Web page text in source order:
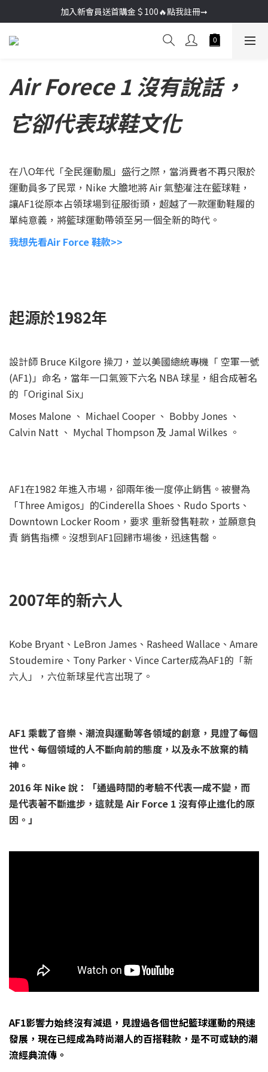
加入新會員送首購金＄100🔥點我註冊➞
加入新會員送首購金＄100🔥點我註冊➞
🚚超商取貨滿＄2000免運／宅配滿＄3000免運
Air Forece 1 沒有說話，
它卻代表球鞋文化
在八O年代「全民運動風」盛行之際，當消費者不再只限於
運動員多了民眾，Nike 大膽地將 Air 氣墊灌注在籃球鞋，
讓AF1從原本占領球場到征服街頭，超越了一款運動鞋履的
單純意義，將籃球運動帶領至另一個全新的時代。
我想先看Air Force 鞋款>>
起源於1982年
設計師 Bruce Kilgore 操刀，並以美國總統專機「 空軍一號
(AF1)」命名，當年一口氣簽下六名 NBA 球星，組合成著名
的「Original Six」
Moses Malone 、 Michael Cooper 、 Bobby Jones 、
Calvin Natt 、 Mychal Thompson 及 Jamal Wilkes 。
AF1在1982 年進入市場，卻兩年後一度停止銷售。被譽為
「Three Amigos」的Cinderella Shoes、Rudo Sports、
Downtown Locker Room，要求 重新發售鞋款，並願意負
責 銷售指標。沒想到AF1回歸市場後，迅速售罄。
2007年的新六人
Kobe Bryant、LeBron James、Rasheed Wallace、Amare
Stoudemire、Tony Parker、Vince Carter成為AF1的「新
六人」，六位新球星代言出現了。
AF1 乘載了音樂、潮流與運動等各領域的創意，見證了每個
世代、每個領域的人不斷向前的態度，以及永不放棄的精
神。
2016 年 Nike 說：「通過時間的考驗不代表一成不變，而
是代表著不斷進步，這就是 Air Force 1 沒有停止進化的原
因。」
AF1影響力始終沒有減退，見證過各個世紀籃球運動的飛速
發展，現在已經成為時尚潮人的百搭鞋款，是不可或缺的潮
流經典流傳。